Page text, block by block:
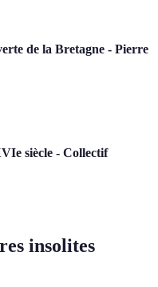
de la Bretagne - Pierre
siècle - Collectif
insolites